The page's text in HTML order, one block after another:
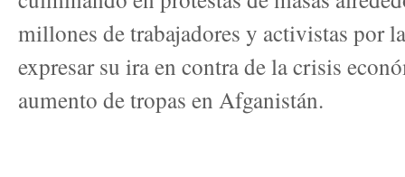
millones de trabajadores y activistas por
expresar su ira en contra de la crisis
aumento de tropas en Afganistán.